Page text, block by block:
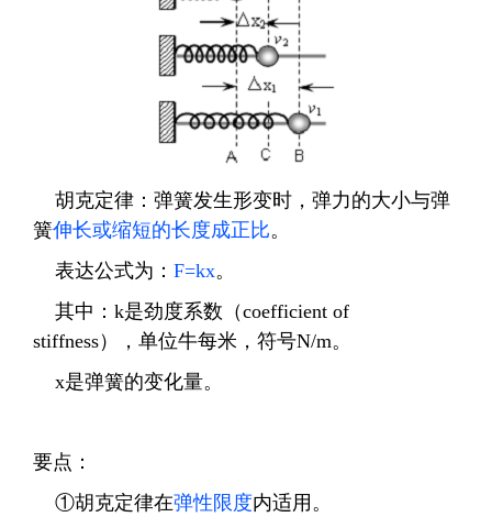
胡克定律：弹簧发生形变时，弹力的大小与弹
簧伸长或缩短的长度成正比。
表达公式为： F=kx。
其中： k是劲度系数（coefficient of
stiffness），单位牛每米，符号N/m。
x是弹簧的变化量。
要点：
①胡克定律在弹性限度内适用。